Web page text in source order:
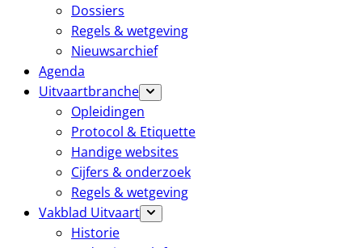
Dossiers
Regels & wetgeving
Nieuwsarchief
Agenda
Uitvaartbranche
Opleidingen
Protocol & Etiquette
Handige websites
Cijfers & onderzoek
Regels & wetgeving
Vakblad Uitvaart
Historie